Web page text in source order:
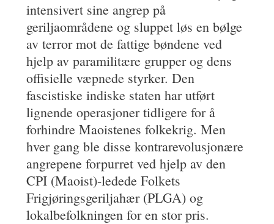
intensivert sine angrep på
geriljaområdene og sluppet løs en bølge
av terror mot de fattige bøndene ved
hjelp av paramilitære grupper og dens
offisielle væpnede styrker. Den
fascistiske indiske staten har utført
lignende operasjoner tidligere for å
forhindre Maoistenes folkekrig. Men
hver gang ble disse kontrarevolusjonære
angrepene forpurret ved hjelp av den
CPI (Maoist)-ledede Folkets
Frigjøringsgeriljahær (PLGA) og
lokalbefolkningen for en stor pris.